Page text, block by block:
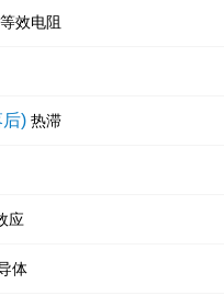
等效电阻
) 热滞
应
体